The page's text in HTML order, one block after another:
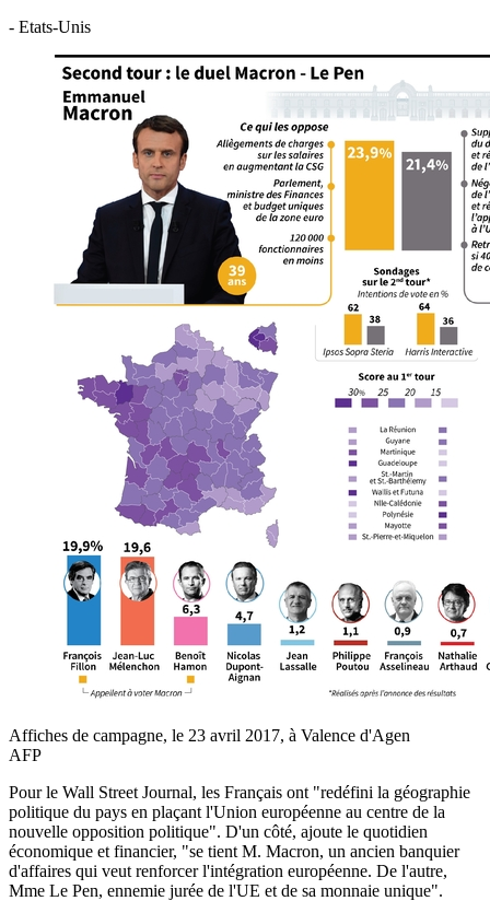
- Etats-Unis
Affiches de campagne, le 23 avril 2017, à Valence d'Agen
AFP
Pour le Wall Street Journal, les Français ont "redéfini la géographie
politique du pays en plaçant l'Union européenne au centre de la
nouvelle opposition politique". D'un côté, ajoute le quotidien
économique et financier, "se tient M. Macron, un ancien banquier
d'affaires qui veut renforcer l'intégration européenne. De l'autre,
Mme Le Pen, ennemie jurée de l'UE et de sa monnaie unique".